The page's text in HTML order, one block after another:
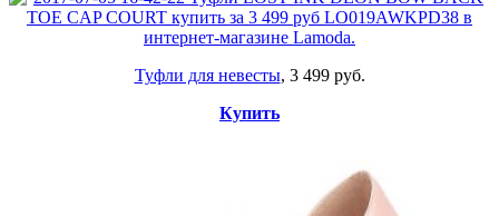
Туфли для невесты, 3 499 руб.
Купить